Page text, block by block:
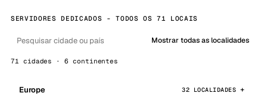
SERVIDORES DEDICADOS - TODOS OS 71 LOCAIS
Mostrar todas as localidades
71 cidades · 6 continentes
Europe 32 LOCALIDADES